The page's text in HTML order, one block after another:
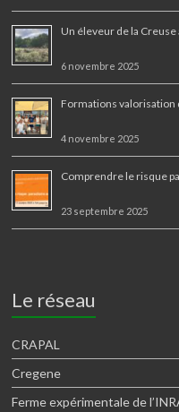
Un éleveur de la
6 novembre 2025
Formations valorisation
4 novembre 2025
Comprendre le risque
23 septembre 2025
Le réseau
CRAPAL
Cregene
Ferme expérimentale de